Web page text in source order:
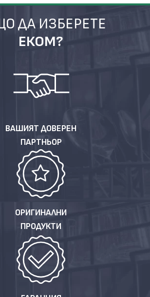
ДА ИЗБЕРЕТЕ
ЕКОМ?
ВАШИЯТ ДОВЕРЕН
ПАРТНЬОР
ОРИГИНАЛНИ
ПРОДУКТИ